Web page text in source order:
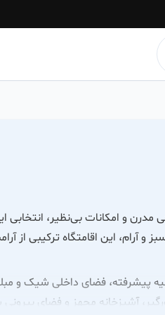
و امکانات بی‌نظیر، انتخابی
آرام، این اقامتگاه ترکیبی از
پیشرفته، فضای داخلی شیک و
سالن پذیرایی نورگیر، آشپزخانه مجهز و